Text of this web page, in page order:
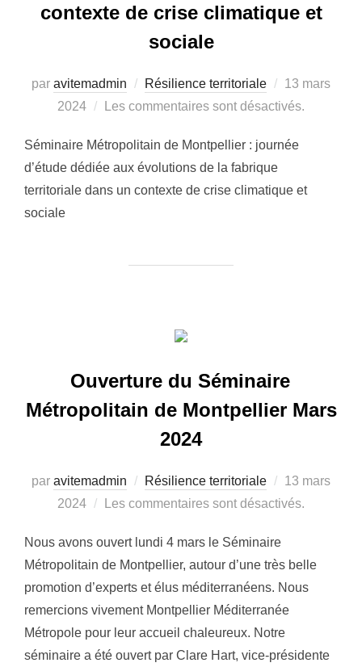
contexte de crise climatique et
sociale
par avitemadmin Résilience territoriale
Publié
le
13 mars
2024
Les commentaires sont désactivés.
Séminaire Métropolitain de Montpellier : journée
d’étude dédiée aux évolutions de la fabrique
territoriale dans un contexte de crise climatique et
sociale
Ouverture du Séminaire
Métropolitain de Montpellier Mars
2024
par avitemadmin Résilience territoriale
Publié
le
13 mars
2024
Les commentaires sont désactivés.
Nous avons ouvert lundi 4 mars le Séminaire
Métropolitain de Montpellier, autour d’une très belle
promotion d’experts et élus méditerranéens. Nous
remercions vivement Montpellier Méditerranée
Métropole pour leur accueil chaleureux. Notre
séminaire a été ouvert par Clare Hart, vice-présidente